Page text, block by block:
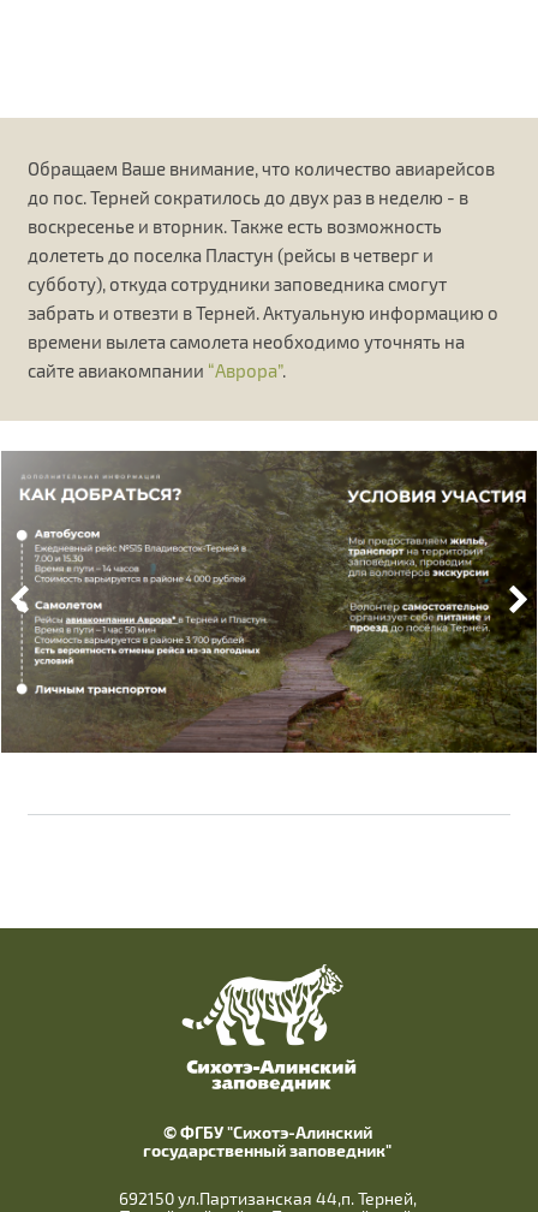
Обращаем Ваше внимание, что количество авиарейсов
до пос. Терней сократилось до двух раз в неделю - в
воскресенье и вторник. Также есть возможность
долететь до поселка Пластун (рейсы в четверг и
субботу), откуда сотрудники заповедника смогут
забрать и отвезти в Терней. Актуальную информацию о
времени вылета самолета необходимо уточнять на
сайте авиакомпании “Аврора”.
© ФГБУ "Сихотэ-Алинский
государственный заповедник"
692150 ул.Партизанская 44,п. Терней,